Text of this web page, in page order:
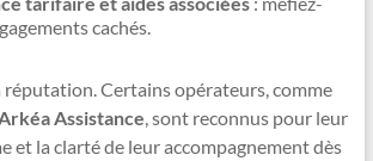
cachés.
réputation. Certains opérateurs, comme
Arkéa Assistance , sont reconnus pour leur
et la clarté de leur accompagnement dès